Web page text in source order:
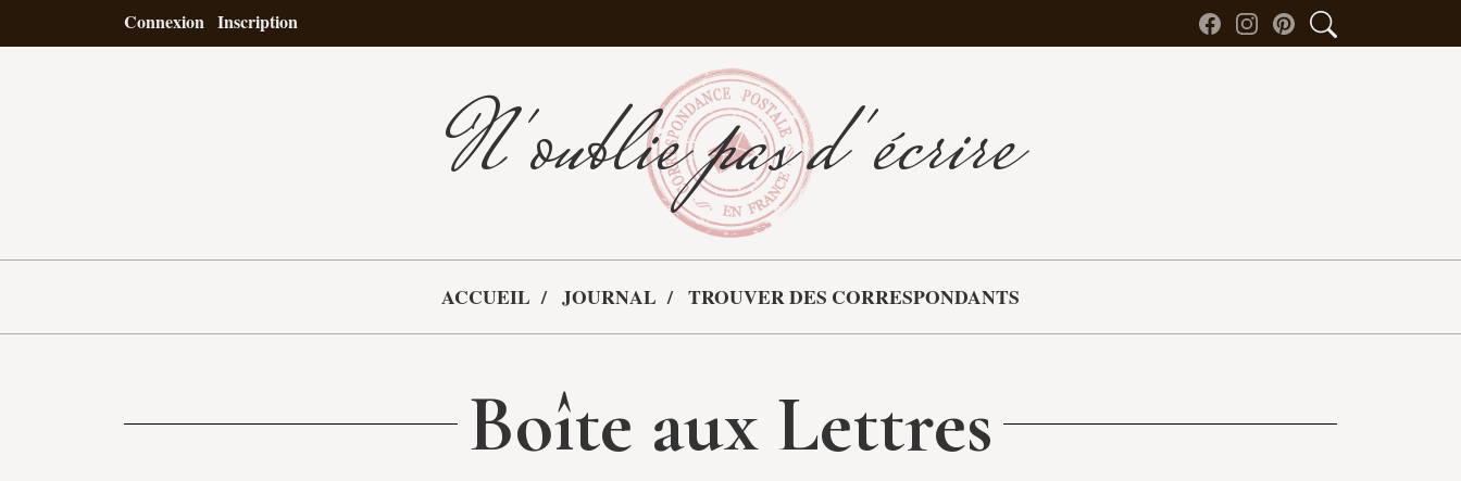
Connexion Inscription
N'oublie pas d'écrire
ACCUEIL JOURNAL TROUVER DES CORRESPONDANTS
Boîte aux Lettres